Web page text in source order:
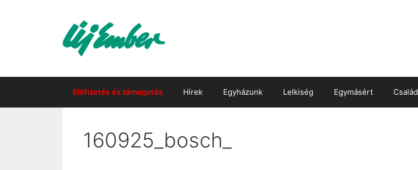
Előfizetés és támogatás Hírek Egyházunk Lelkiség Egymásért Család
160925_bosch_